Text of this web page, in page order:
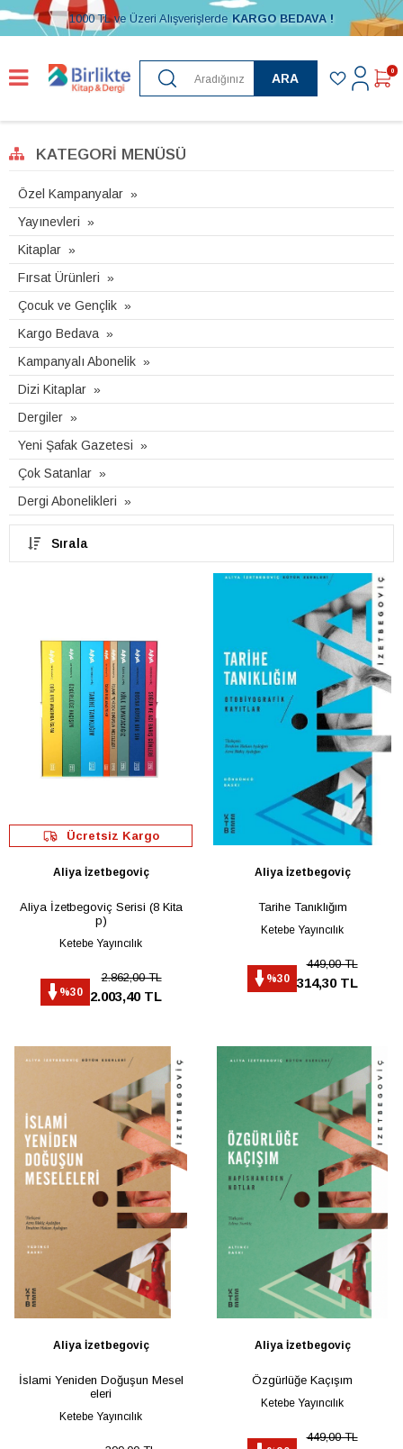
1000 TL ve Üzeri Alışverişlerde KARGO BEDAVA !
ARA
0
KATEGORI MENÜSÜ
Özel Kampanyalar
Yayınevleri
Kitaplar
Fırsat Ürünleri
Çocuk ve Gençlik
Kargo Bedava
Kampanyalı Abonelik
Dizi Kitaplar
Dergiler
Yeni Şafak Gazetesi
Çok Satanlar
Dergi Abonelikleri
Sırala
Ücretsiz Kargo
Aliya İzetbegoviç
Aliya İzetbegoviç Serisi (8 Kita
p)
Ketebe Yayıncılık
%30
2.862,00 TL
2.003,40 TL
Aliya İzetbegoviç
Tarihe Tanıklığım
Ketebe Yayıncılık
%30
449,00 TL
314,30 TL
Aliya İzetbegoviç
İslami Yeniden Doğuşun Mesel
eleri
Ketebe Yayıncılık
Aliya İzetbegoviç
Özgürlüğe Kaçışım
Ketebe Yayıncılık
449,00 TL